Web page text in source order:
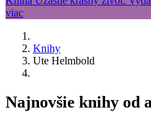
Knihy
Ute Helmbold
Najnovšie knihy od